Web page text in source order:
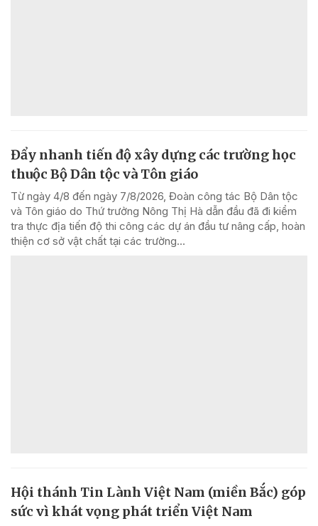
Đẩy nhanh tiến độ xây dựng các trường học
thuộc Bộ Dân tộc và Tôn giáo
Từ ngày 4/8 đến ngày 7/8/2026, Đoàn công tác Bộ Dân tộc
và Tôn giáo do Thứ trưởng Nông Thị Hà dẫn đầu đã đi kiểm
tra thực địa tiến độ thi công các dự án đầu tư nâng cấp, hoàn
thiện cơ sở vật chất tại các trường...
Hội thánh Tin Lành Việt Nam (miền Bắc) góp
sức vì khát vọng phát triển Việt Nam